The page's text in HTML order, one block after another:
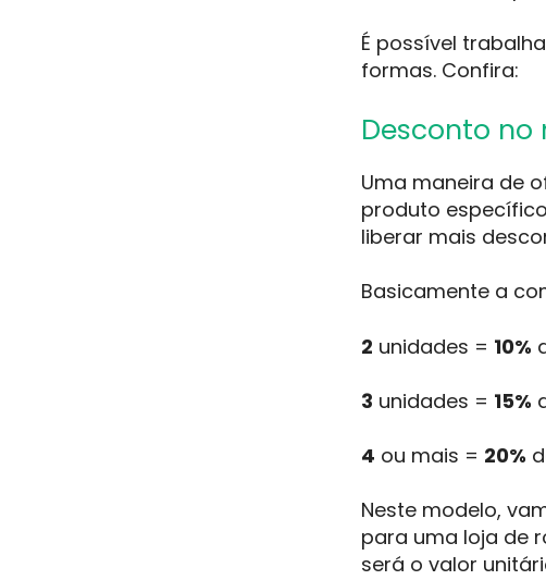
É possível
formas. Confira:
Desconto
Uma maneira de
produto
liberar mais
Basicamente a
2 unidades = 10%
3 unidades = 15%
4 ou mais = 20%
Neste modelo,
para uma loja de
será o valor